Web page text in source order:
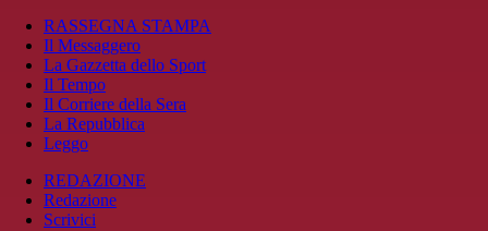
RASSEGNA STAMPA
Il Messaggero
La Gazzetta dello Sport
Il Tempo
Il Corriere della Sera
La Repubblica
Leggo
REDAZIONE
Redazione
Scrivici